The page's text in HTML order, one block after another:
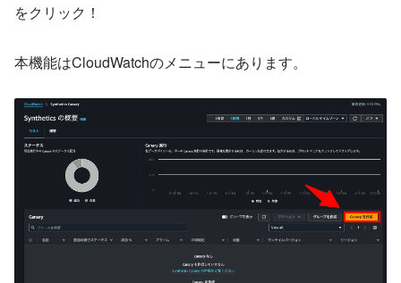
をクリック！
本機能はCloudWatchのメニューにあります。